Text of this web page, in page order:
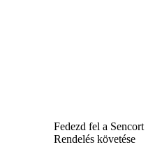
Fedezd fel a Sencort
Rendelés követése